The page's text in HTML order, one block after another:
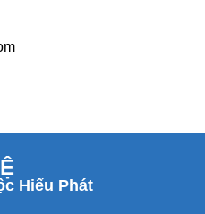
Hiếu Phát